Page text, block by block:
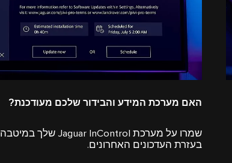
האם מערכת המידע והבידור שלכם מעודכנת?
שמרו על מערכת Jaguar InControl שלך במיטבה
בעזרת העדכונים האחרונים.